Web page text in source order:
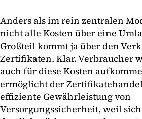
Anders als im rein zentralen
nicht alle Kosten über eine
Großteil kommt ja über den
Zertifikaten. Klar. Verbraucher
auch für diese Kosten
ermöglicht der
effiziente Gewährleistung von
Versorgungssicherheit, weil